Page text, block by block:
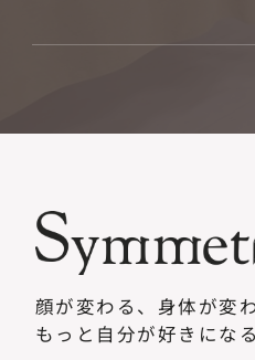
顔が変わる、身体が変わ
もっと自分が好きになる